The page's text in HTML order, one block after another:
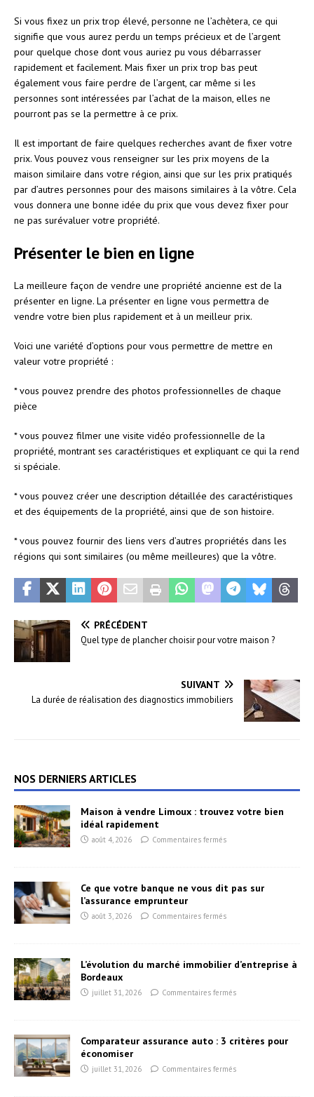
Si vous fixez un prix trop élevé, personne ne l’achètera, ce qui
signifie que vous aurez perdu un temps précieux et de l’argent
pour quelque chose dont vous auriez pu vous débarrasser
rapidement et facilement. Mais fixer un prix trop bas peut
également vous faire perdre de l’argent, car même si les
personnes sont intéressées par l’achat de la maison, elles ne
pourront pas se la permettre à ce prix.
Il est important de faire quelques recherches avant de fixer votre
prix. Vous pouvez vous renseigner sur les prix moyens de la
maison similaire dans votre région, ainsi que sur les prix pratiqués
par d’autres personnes pour des maisons similaires à la vôtre. Cela
vous donnera une bonne idée du prix que vous devez fixer pour
ne pas surévaluer votre propriété.
Présenter le bien en ligne
La meilleure façon de vendre une propriété ancienne est de la
présenter en ligne. La présenter en ligne vous permettra de
vendre votre bien plus rapidement et à un meilleur prix.
Voici une variété d’options pour vous permettre de mettre en
valeur votre propriété :
* vous pouvez prendre des photos professionnelles de chaque
pièce
* vous pouvez filmer une visite vidéo professionnelle de la
propriété, montrant ses caractéristiques et expliquant ce qui la rend
si spéciale.
* vous pouvez créer une description détaillée des caractéristiques
et des équipements de la propriété, ainsi que de son histoire.
* vous pouvez fournir des liens vers d’autres propriétés dans les
régions qui sont similaires (ou même meilleures) que la vôtre.
PRÉCÉDENT
Quel type de plancher choisir pour votre maison ?
SUIVANT
La durée de réalisation des diagnostics immobiliers
NOS DERNIERS ARTICLES
Maison à vendre Limoux : trouvez votre bien
idéal rapidement
août 4, 2026 Commentaires fermés
Ce que votre banque ne vous dit pas sur
l’assurance emprunteur
août 3, 2026 Commentaires fermés
L’évolution du marché immobilier d’entreprise à
Bordeaux
juillet 31, 2026 Commentaires fermés
Comparateur assurance auto : 3 critères pour
économiser
juillet 31, 2026 Commentaires fermés